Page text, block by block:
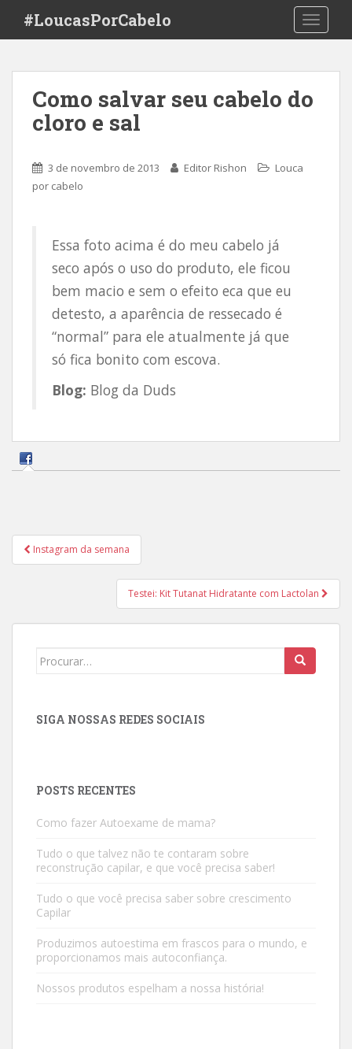
i
#LoucasPorCabelo
Como salvar seu cabelo do
cloro e sal
3 de novembro de 2013 Editor Rishon
Louca
por cabelo
Essa foto acima é do meu cabelo já
seco após o uso do produto, ele ficou
bem macio e sem o efeito eca que eu
detesto, a aparência de ressecado é
“normal” para ele atualmente já que
só fica bonito com escova.
Blog: Blog da Duds
Navegação
de
Instagram da semana
Testei: Kit Tutanat Hidratante com Lactolan
Search
SIGA NOSSAS REDES SOCIAIS
POSTS RECENTES
Como fazer Autoexame de mama?
Tudo o que talvez não te contaram sobre
reconstrução capilar, e que você precisa saber!
Tudo o que você precisa saber sobre crescimento
Capilar
Produzimos autoestima em frascos para o mundo, e
proporcionamos mais autoconfiança.
Nossos produtos espelham a nossa história!